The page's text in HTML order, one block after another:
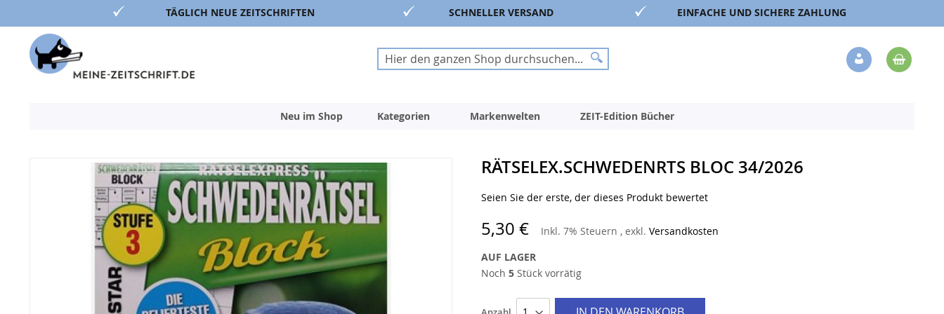
TÄGLICH NEUE ZEITSCHRIFTEN SCHNELLER VERSAND EINFACHE UND SICHERE ZAHLUNG
Suche
Suche
Inhalt
Veränderung
Neu im Shop Kategorien Markenwelten ZEIT-Edition Bücher
RÄTSELEX.SCHWEDENRTS BLOC 34/2026
Seien Sie der erste, der dieses Produkt bewertet
5,30 € Inkl. 7% Steuern , exkl. Versandkosten
AUF LAGER
Noch 5Stück vorrätig